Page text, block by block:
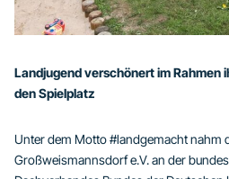
Landjugend verschönert im
den Spielplatz
Unter dem Motto #landgemacht nahm
Großweismannsdorf e.V. an der